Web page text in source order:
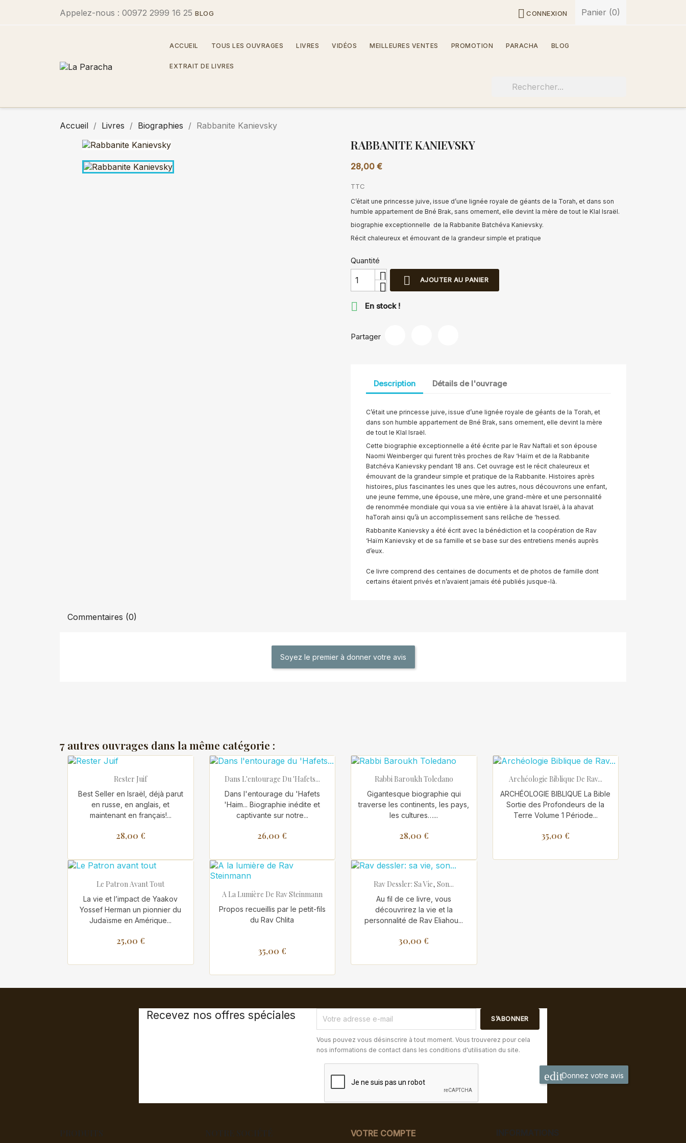
Appelez-nous : 00972 2999 16 25 BLOG  CONNEXION Panier (0)
ACCUEIL TOUS LES OUVRAGES LIVRES VIDÉOS MEILLEURES VENTES PROMOTION PARACHA BLOG
EXTRAIT DE LIVRES
Accueil Livres Biographies Rabbanite Kanievsky
RABBANITE KANIEVSKY
28,00 €
TTC
C’était une princesse juive, issue d’une lignée royale de géants de la Torah, et dans son
humble appartement de Bné Brak, sans ornement, elle devint la mère de tout le Klal Israël.
biographie exceptionnelle de la Rabbanite Batchéva Kanievsky.
Récit chaleureux et émouvant de la grandeur simple et pratique
Quantité
 AJOUTER AU PANIER
 En stock !
Partager
Description Détails de l'ouvrage
C’était une princesse juive, issue d’une lignée royale de géants de la Torah, et
dans son humble appartement de Bné Brak, sans ornement, elle devint la mère
de tout le Klal Israël.
Cette biographie exceptionnelle a été écrite par le Rav Naftali et son épouse
Naomi Weinberger qui furent très proches de Rav ‘Haïm et de la Rabbanite
Batchéva Kanievsky pendant 18 ans. Cet ouvrage est le récit chaleureux et
émouvant de la grandeur simple et pratique de la Rabbanite. Histoires après
histoires, plus fascinantes les unes que les autres, nous découvrons une enfant,
une jeune femme, une épouse, une mère, une grand-mère et une personnalité
de renommée mondiale qui voua sa vie entière à la ahavat Israël, à la ahavat
haTorah ainsi qu’à un accomplissement sans relâche de ‘hessed.
Rabbanite Kanievsky a été écrit avec la bénédiction et la coopération de Rav
‘Haïm Kanievsky et de sa famille et se base sur des entretiens menés auprès
d’eux.
Ce livre comprend des centaines de documents et de photos de famille dont
certains étaient privés et n’avaient jamais été publiés jusque-là.
Commentaires (0)
Soyez le premier à donner votre avis
7 autres ouvrages dans la même catégorie :
Aperçu rapide
Rester Juif
Best Seller en Israël, déjà parut
en russe, en anglais, et
maintenant en français!...
28,00 €
 Aperçu rapide
Dans L'entourage Du 'Hafets...
Dans l'entourage du 'Hafets
'Haim... Biographie inédite et
captivante sur notre...
26,00 €
 Aperçu rapide
Rabbi Baroukh Toledano
Gigantesque biographie qui
traverse les continents, les pays,
les cultures…...
28,00 €
 Aperçu rapide
Archéologie Biblique De Rav...
ARCHÉOLOGIE BIBLIQUE La Bible
Sortie des Profondeurs de la
Terre Volume 1 Période...
35,00 €
 Aperçu rapide
Le Patron Avant Tout
La vie et l’impact de Yaakov
Yossef Herman un pionnier du
Judaïsme en Amérique...
25,00 €
 Aperçu rapide
A La Lumière De Rav Steinmann
Propos recueillis par le petit-fils
du Rav Chlita
35,00 €
 Aperçu rapide
Rav Dessler: Sa Vie, Son...
Au fil de ce livre, vous
découvrirez la vie et la
personnalité de Rav Eliahou...
30,00 €
Recevez nos offres spéciales
Vous pouvez vous désinscrire à tout moment. Vous trouverez pour cela
nos informations de contact dans les conditions d'utilisation du site.
Donnez votre avis
VOTRE COMPTE